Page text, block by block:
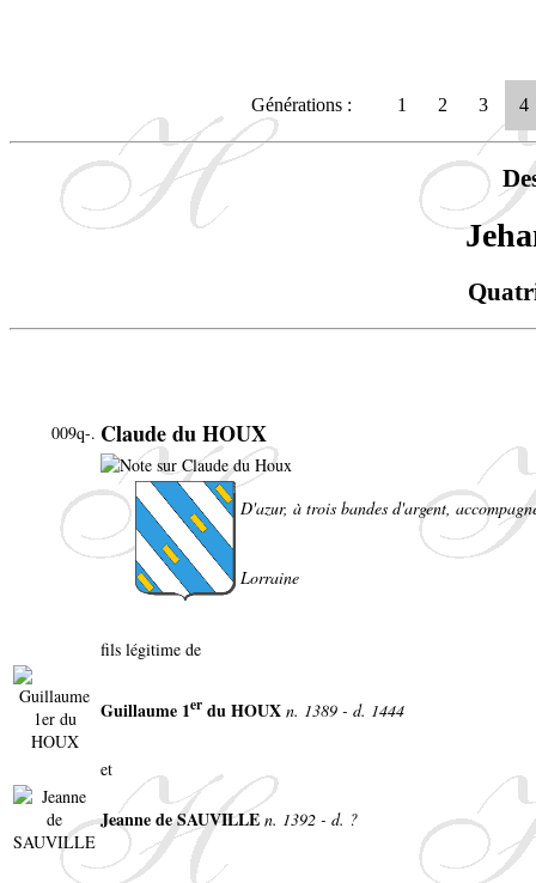
Générations : 1 2 3 4
009q-. Claude du HOUX
D'azur, à trois bandes d'argent,
Lorraine
fils légitime de
Guillaume 1er du HOUX n. 1389 - d. 1444
et
Jeanne de SAUVILLE n. 1392 - d. ?